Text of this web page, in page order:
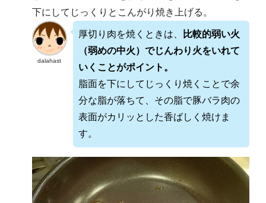
下にしてじっくりとこんがり焼き上げる。
dalahast
厚切り肉を焼くときは、
比較的弱い火
（弱めの中火）でじんわり火をいれて
いくことがポイント。
脂面を下にしてじっくり焼くことで余
分な脂が落ちて、その脂で豚バラ肉の
表面がカリッとした香ばしく焼けま
す。